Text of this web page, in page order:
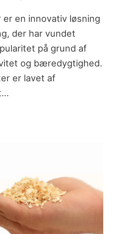
en innovativ løsning
der har vundet
på grund af
og bæredygtighed.
er lavet af